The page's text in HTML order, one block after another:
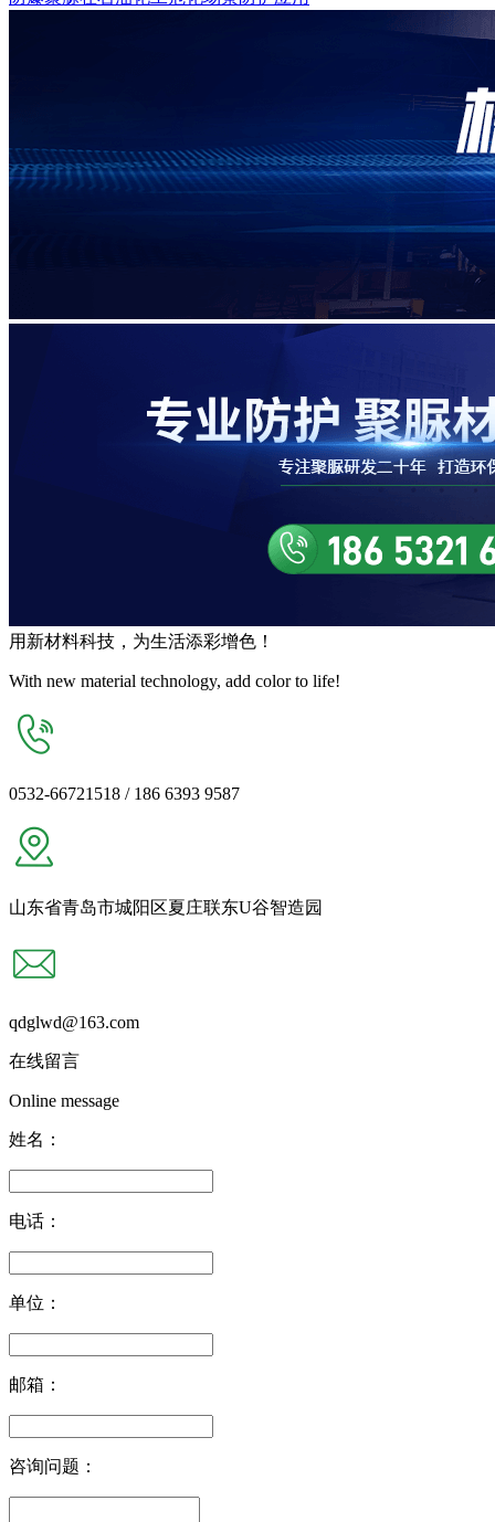
用 新材料科技，为生活添彩增色 ！
With new material technology, add color to life!
0532-66721518 / 186 6393 9587
山东省青岛市城阳区夏庄联东U谷智造园
qdglwd@163.com
在线留言
Online message
姓名：
电话：
单位：
邮箱：
咨询问题：